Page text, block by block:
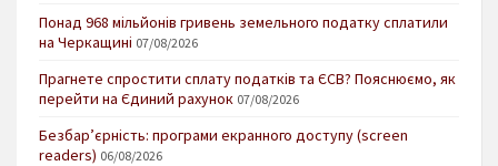
Понад 968 мільйонів гривень земельного податку сплатили
на Черкащині 07/08/2026
Прагнете спростити сплату податків та ЄСВ? Пояснюємо, як
перейти на Єдиний рахунок 07/08/2026
Безбар’єрність: програми екранного доступу (screen
readers) 06/08/2026